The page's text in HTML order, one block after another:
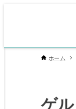
ホーム
ゲ